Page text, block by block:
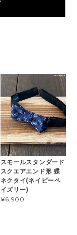
スモールスタンダード
スクエアエンド形 蝶
ネクタイ(ネイビーペ
イズリー)
¥6,900